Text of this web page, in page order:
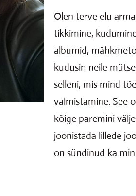
Olen terve elu
tikkimine,
albumid,
kudusin neile
selleni, mis mind
valmistamine. See
kõige paremini
joonistada lillede
on sündinud ka